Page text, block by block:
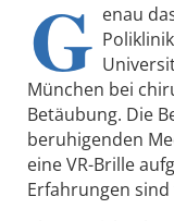
G enau
München bei
Betäubung. Die
beruhigenden
eine VR-Brille
Erfahrungen